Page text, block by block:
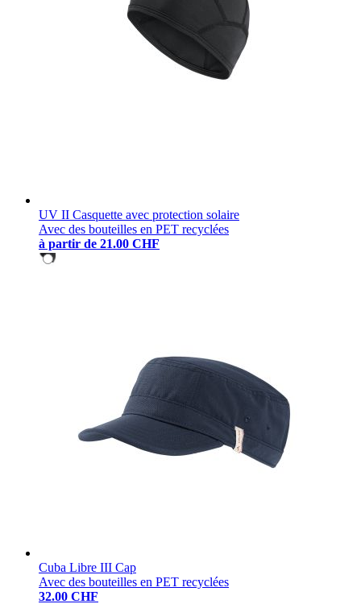
UV II Casquette avec protection solaire
Avec des bouteilles en PET recyclées
à partir de 21.00 CHF
Cuba Libre III Cap
Avec des bouteilles en PET recyclées
32.00 CHF